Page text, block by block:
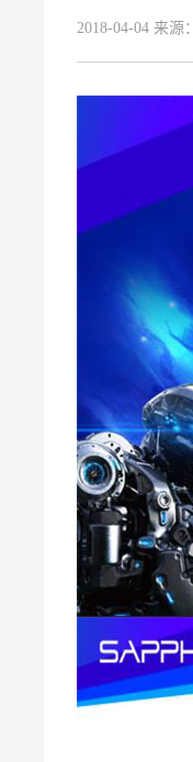
2018-04-04 来源：